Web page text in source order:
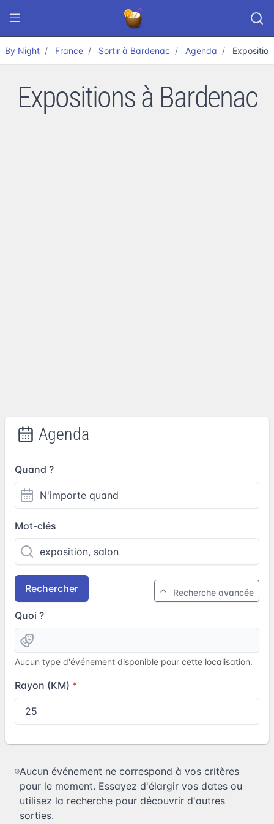
By Night France Sortir à Bardenac Agenda Exposition
Expositions à Bardenac
Agenda
Quand ?
Mot-clés
Rechercher Recherche avancée
Quoi ?
Aucun type d'événement disponible pour cette localisation.
Rayon (KM)
Aucun événement ne correspond à vos critères
pour le moment. Essayez d'élargir vos dates ou
utilisez la recherche pour découvrir d'autres
sorties.